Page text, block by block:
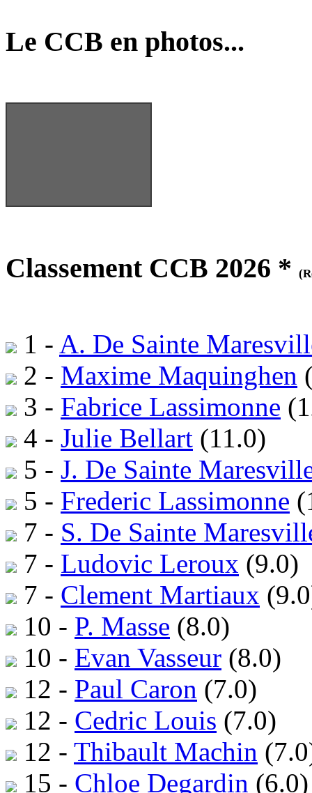
Le CCB en photos...
Classement CCB 2026 *
1 - A. De Sainte
2 - Maxime Maquinghen
3 - Fabrice Lassimonne
4 - Julie Bellart (11.0)
5 - J. De Sainte
5 - Frederic Lassimonne
7 - S. De Sainte
7 - Ludovic Leroux (9.0)
7 - Clement Martiaux
10 - P. Masse (8.0)
10 - Evan Vasseur (8.0)
12 - Paul Caron (7.0)
12 - Cedric Louis (7.0)
12 - Thibault Machin
15 - Chloe Degardin (6.0)